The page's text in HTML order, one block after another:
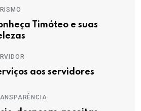
Timóteo e suas
aos servidores